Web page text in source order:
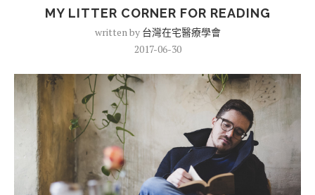
MY LITTER CORNER FOR READING
written by 台灣在宅醫療學會
2017-06-30